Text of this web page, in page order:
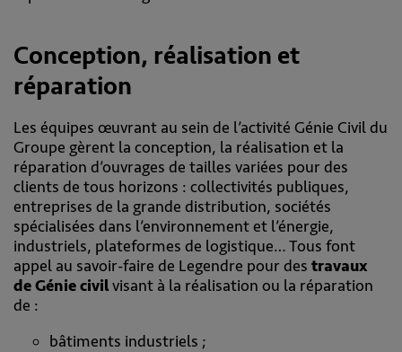
Conception, réalisation et
réparation
Les équipes œuvrant au sein de l’activité Génie Civil du
Groupe gèrent la conception, la réalisation et la
réparation d’ouvrages de tailles variées pour des
clients de tous horizons : collectivités publiques,
entreprises de la grande distribution, sociétés
spécialisées dans l’environnement et l’énergie,
industriels, plateformes de logistique… Tous font
appel au savoir-faire de Legendre pour des travaux
de Génie civilvisant à la réalisation ou la réparation
de :
bâtiments industriels ;